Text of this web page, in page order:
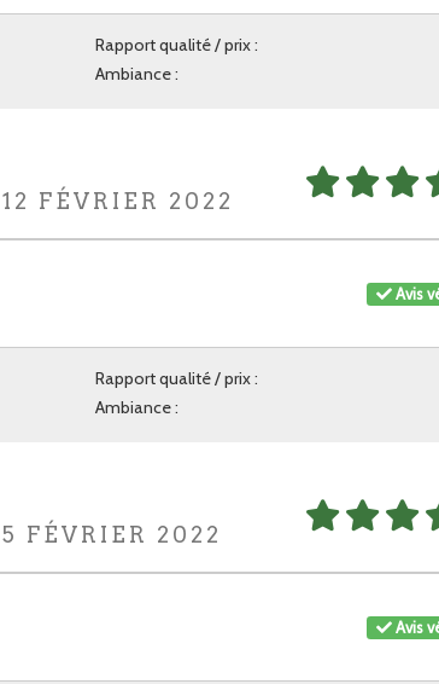
Rapport qualité / prix :
Ambiance :
FÉVRIER 2022
Avis
Rapport qualité / prix :
Ambiance :
FÉVRIER 2022
Avis